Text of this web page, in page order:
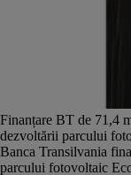
Finanțare BT de 71,4
dezvoltării parcului
Banca Transilvania
parcului fotovoltaic